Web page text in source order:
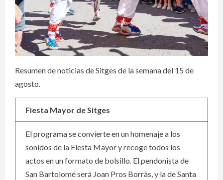
Resumen de noticias de Sitges de la semana del 15 de
agosto.
Fiesta Mayor de Sitges
El programa se convierte en un homenaje a los
sonidos de la Fiesta Mayor y recoge todos los
actos en un formato de bolsillo. El pendonista de
San Bartolomé será Joan Pros Borràs, y la de Santa